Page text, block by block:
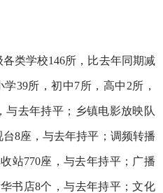
类学校146所，比去年同期减
39所，初中7所，高中2所，
与去年持平；乡镇电影放映队
台8座，与去年持平 ；调频转播
站770座，与去年持平；广播
书店8个，与去年持平；文化